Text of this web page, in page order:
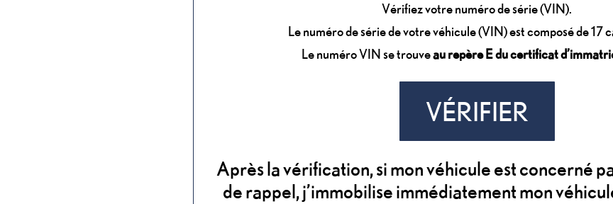
Vérifiez votre numéro de série (VIN).
Le numéro de série de votre véhicule (VIN) est composé de 17
Le numéro VIN se trouveau repère E du certificat
VÉRIFIER
Après la vérification, si mon véhicule est concerné
de rappel, j’immobilise immédiatement mon